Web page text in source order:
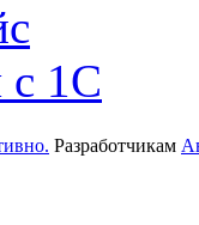
с 1С
Разработчикам